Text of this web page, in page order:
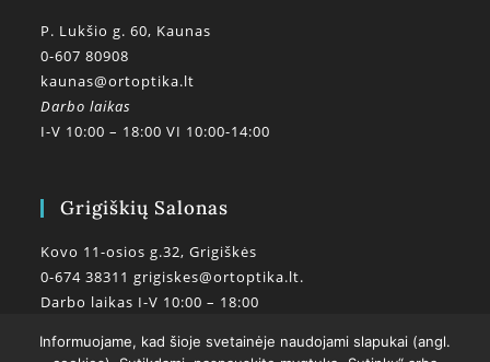
P. Lukšio g. 60, Kaunas
0-607 80908
kaunas@ortoptika.lt
Darbo laikas
I-V 10:00 – 18:00 VI 10:00-14:00
Grigiškių Salonas
Kovo 11-osios g.32, Grigiškės
0-674 38311grigiskes@ortoptika.lt.
Darbo laikas I-V 10:00 – 18:00
Informuojame, kad šioje svetainėje naudojami slapukai (angl.